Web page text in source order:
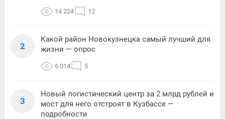
14 224 12
2
Какой район Новокузнецка самый лучший для
жизни — опрос
6 014 5
3
Новый логистический центр за 2 млрд рублей и
мост для него отстроят в Кузбассе —
подробности